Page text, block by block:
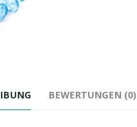
BEWERTUNGEN (0)